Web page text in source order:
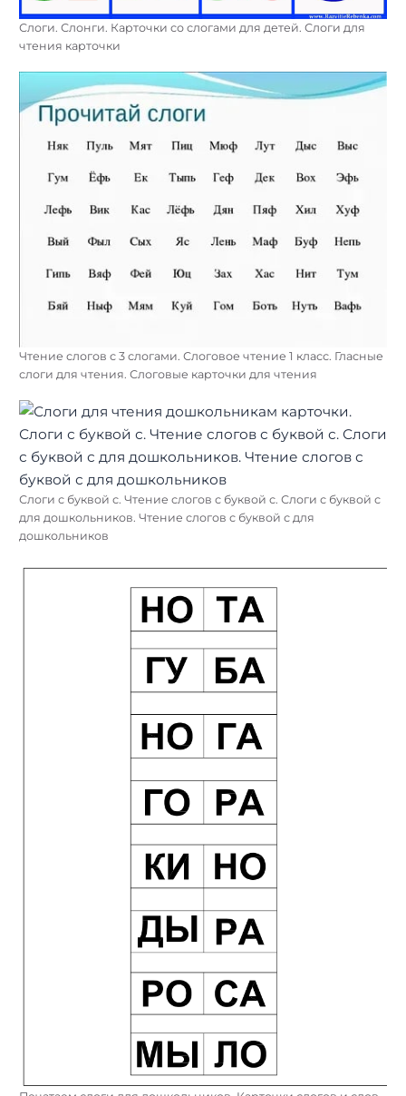
Слоги. Слонги. Карточки со слогами для детей. Слоги для
чтения карточки
Чтение слогов с 3 слогами. Слоговое чтение 1 класс. Гласные
слоги для чтения. Слоговые карточки для чтения
Слоги с буквой с. Чтение слогов с буквой с. Слоги с буквой с
для дошкольников. Чтение слогов с буквой с для
дошкольников